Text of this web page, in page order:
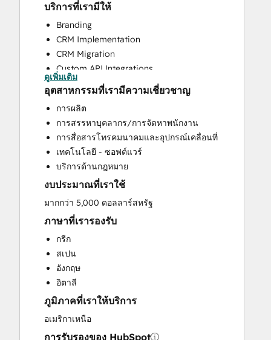
บริการที่เรามีให้
Branding
CRM Implementation
CRM Migration
Custom API Integrations
Email Marketing
Website Design
Website Development
Website Migration
ดูเพิ่มเติม
อุตสาหกรรมที่เรามีความเชี่ยวชาญ
การผลิต
การสรรหาบุคลากร/การจัดหาพนักงาน
การสื่อสารโทรคมนาคมและอุปกรณ์เคลื่อนที่
เทคโนโลยี - ซอฟต์แวร์
บริการด้านกฎหมาย
งบประมาณที่เราใช้
มากกว่า 5,000 ดอลลาร์สหรัฐ
ภาษาที่เรารองรับ
กรีก
สเปน
อังกฤษ
อิตาลี
ภูมิภาคที่เราให้บริการ
อเมริกาเหนือ
การรับรองของ HubSpot